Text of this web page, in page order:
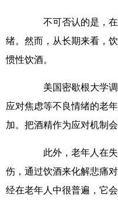
不可否认的是，在
绪。然而，从长期来看，
惯性饮酒。
美国密歇根大学调
应对焦虑等不良情绪的老
加。把酒精作为应对机制会
此外，老年人在失
伤，通过饮酒来化解悲痛
经在老年人中很普遍，它会